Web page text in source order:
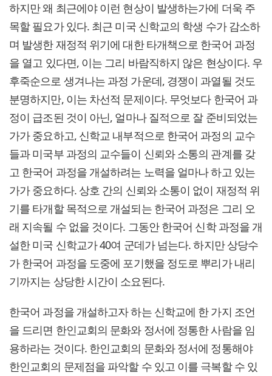
하지만 왜 최근에야 이런 현상이 발생하는가에 더욱 주
목할 필요가 있다. 최근 미국 신학교의 학생 수가 감소하
며 발생한 재정적 위기에 대한 타개책으로 한국어 과정
을 열고 있다면, 이는 그리 바람직하지 않은 현상이다. 우
후죽순으로 생겨나는 과정 가운데, 경쟁이 과열될 것도
분명하지만, 이는 차선적 문제이다. 무엇보다 한국어 과
정이 급조된 것이 아닌, 얼마나 질적으로 잘 준비되었는
가가 중요하고, 신학교 내부적으로 한국어 과정의 교수
들과 미국부 과정의 교수들이 신뢰와 소통의 관계를 갖
고 한국어 과정을 개설하려는 노력을 얼마나 하고 있는
가가 중요하다. 상호 간의 신뢰와 소통이 없이 재정적 위
기를 타개할 목적으로 개설되는 한국어 과정은 그리 오
래 지속될 수 없을 것이다. 그동안 한국어 신학 과정을 개
설한 미국 신학교가 40여 군데가 넘는다. 하지만 상당수
가 한국어 과정을 도중에 포기했을 정도로 뿌리가 내리
기까지는 상당한 시간이 소요된다.
한국어 과정을 개설하고자 하는 신학교에 한 가지 조언
을 드리면 한인교회의 문화와 정서에 정통한 사람을 임
용하라는 것이다. 한인교회의 문화와 정서에 정통해야
한인교회의 문제점을 파악할 수 있고 이를 극복할 수 있